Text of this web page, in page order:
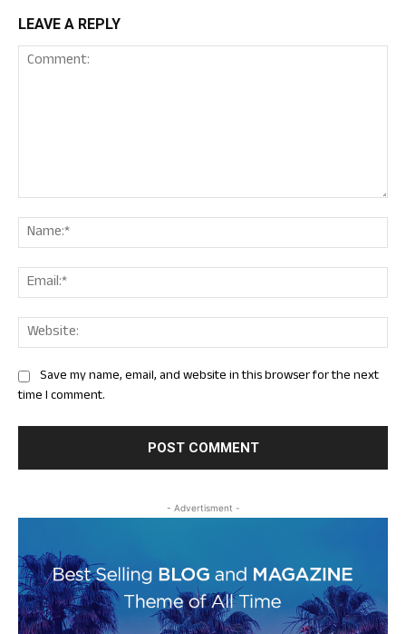
LEAVE A REPLY
Save my name, email, and website in this browser for the next
time I comment.
- Advertisment -